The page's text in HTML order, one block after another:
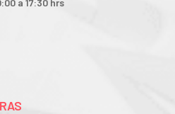
a 17:30 hrs